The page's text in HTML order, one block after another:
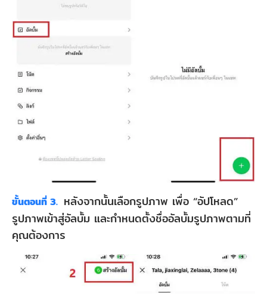
ขั้นตอนที่ 3. หลังจากนั้นเลือกรูปภาพ เพื่อ “อัปโหลด”
รูปภาพเข้าสู่อัลบั้ม และกำหนดตั้งชื่ออัลบั้มรูปภาพตามที่
คุณต้องการ